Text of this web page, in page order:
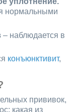
нормальными
– наблюдается в
конъюнктивит,
прививок,
какая из